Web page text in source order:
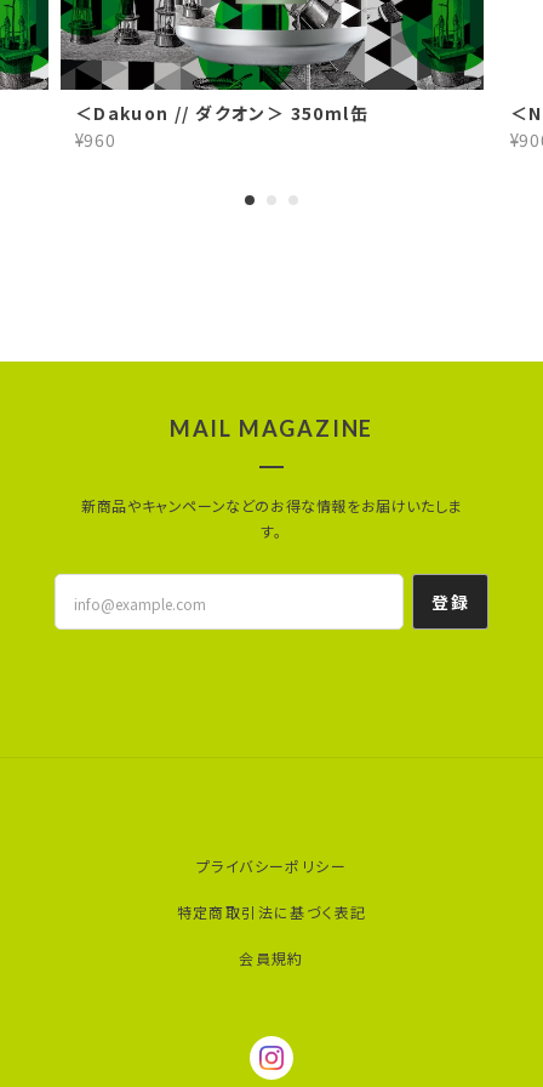
＜Dakuon // ダクオン＞ 350ml缶
¥960
＜
MAIL MAGAZINE
新商品やキャンペーンなどのお得な情報をお届けいたしま
す。
登録
プライバシーポリシー
特定商取引法に基づく表記
会員規約